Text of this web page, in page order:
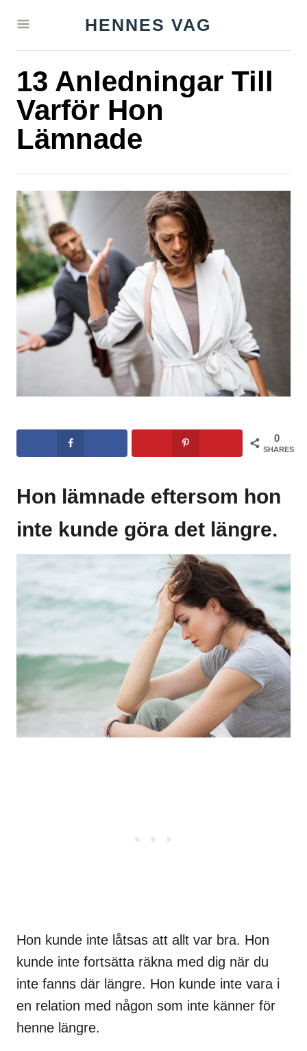
HENNES VAG
13 Anledningar Till
Varför Hon
Lämnade
0
SHARES
Hon lämnade eftersom hon
inte kunde göra det längre.
Hon kunde inte låtsas att allt var bra. Hon
kunde inte fortsätta räkna med dig när du
inte fanns där längre. Hon kunde inte vara i
en relation med någon som inte känner för
henne längre.